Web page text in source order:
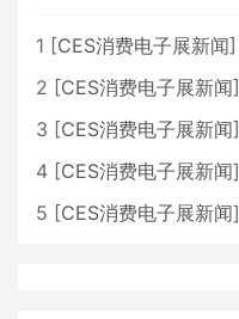
1 [CES消费电子展新闻]
2 [CES消费电子展新闻]
3 [CES消费电子展新闻]
4 [CES消费电子展新闻]
5 [CES消费电子展新闻]